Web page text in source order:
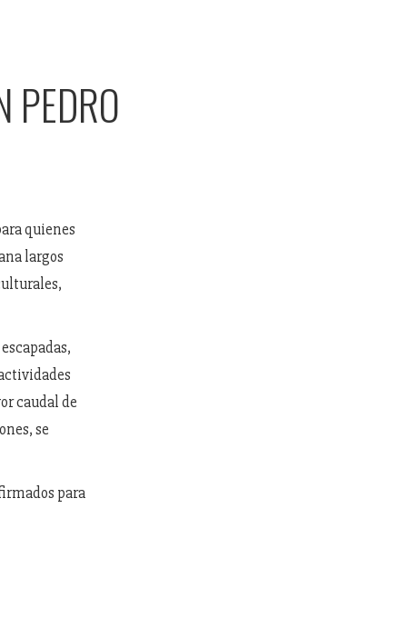
PEDRO
quienes
largos
caudal de
se
para